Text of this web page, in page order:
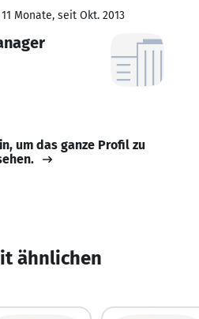
Monate, seit Okt. 2013
um das ganze Profil zu
ähnlichen